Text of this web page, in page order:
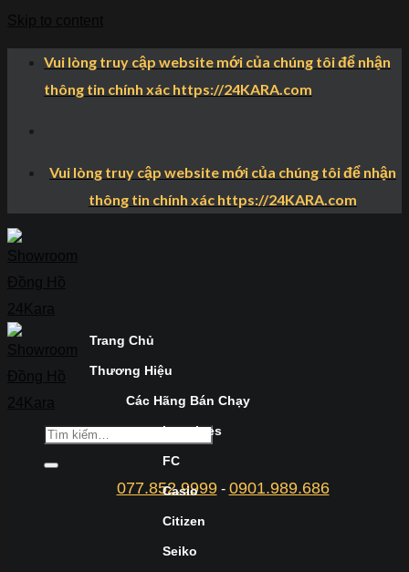
Vui lòng truy cập website mới của chúng tôi để nhận
thông tin chính xác https://24KARA.com
Vui lòng truy cập website mới của chúng tôi để nhận
thông tin chính xác https://24KARA.com
077.852.9999- 0901.989.686
Trang Chủ
Thương Hiệu
Các Hãng Bán Chạy
Longines
FC
Casio
Citizen
Seiko